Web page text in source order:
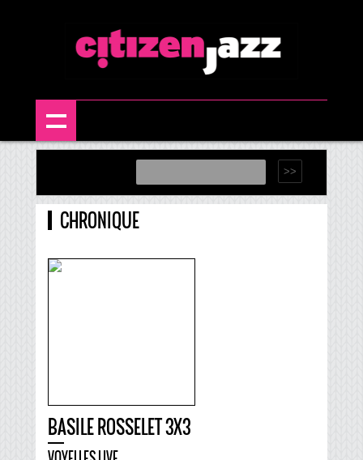
CHRONIQUE
BASILE ROSSELET 3X3